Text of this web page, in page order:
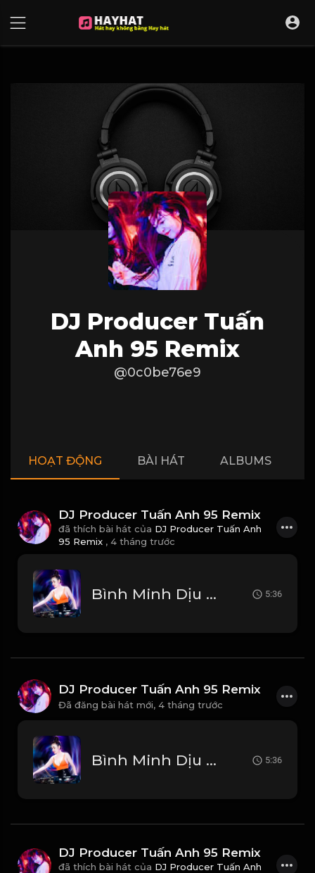
DJ Producer Tuấn
Anh 95 Remix
@0c0be76e9
HOẠT ĐỘNG BÀI HÁT ALBUMS
DJ Producer Tuấn Anh 95 Remix
đã thích bài hát của DJ Producer Tuấn Anh
95 Remix , 4 tháng trước
Bình Minh Dịu Êm - Xuân Mai DJ Poducer Tuấn Anh 95 Vina House (Remix 2026) 5:36
DJ Producer Tuấn Anh 95 Remix
Đã đăng bài hát mới, 4 tháng trước
Bình Minh Dịu Êm - Xuân Mai DJ Poducer Tuấn Anh 95 Vina House (Remix 2026) 5:36
DJ Producer Tuấn Anh 95 Remix
đã thích bài hát của DJ Producer Tuấn Anh